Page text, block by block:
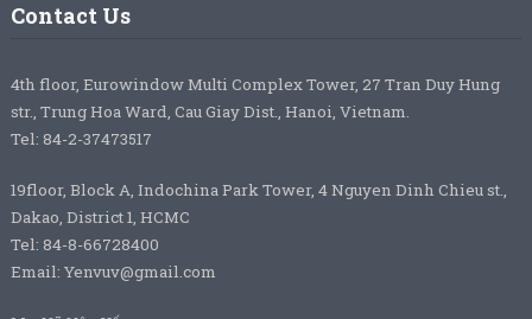
Contact Us
4th floor, Eurowindow Multi Complex Tower, 27 Tran Duy Hung
str., Trung Hoa Ward, Cau Giay Dist., Hanoi, Vietnam.
Tel: 84-2-37473517
19floor, Block A, Indochina Park Tower, 4 Nguyen Dinh Chieu st.,
Dakao, District 1, HCMC
Tel: 84-8-66728400
Email: Yenvuv@gmail.com